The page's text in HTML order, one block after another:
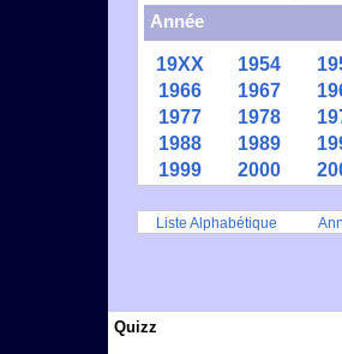
Année
19XX 1954
1966
1967
1977
1978
1988
1989
1999
2000
Liste Alphabétique
Quizz